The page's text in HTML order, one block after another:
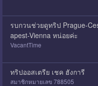
รบกวนช่วยดูทริป Prague-
apest-Vienna หน่อยค่ะ
VacantTime
ทริปออสเตรีย เชค ฮังการี
สมาชิกหมายเลข 788505